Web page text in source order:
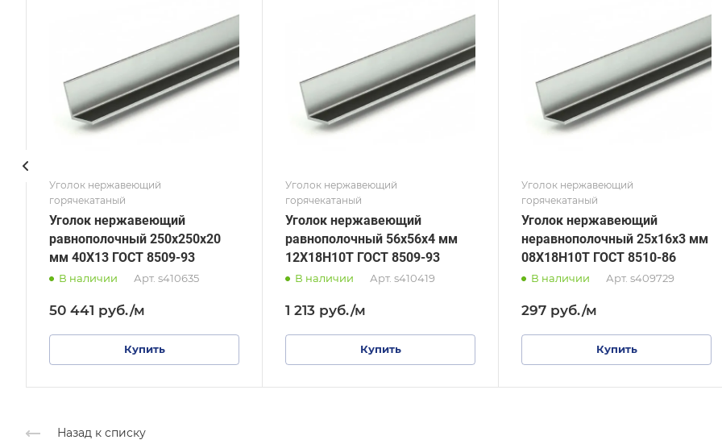
Уголок нержавеющий
горячекатаный
Уголок нержавеющий
равнополочный 250х250х20
мм 40Х13 ГОСТ 8509-93
В наличии Арт. s410635
50 441 руб./м
Купить
Толщина, мм
4
Сплав / Марка стали
12Х18Н10Т
ГОСТ, ТУ
Матовая
Уголок нержавеющий
горячекатаный
Уголок нержавеющий
равнополочный 56х56х4 мм
12Х18Н10Т ГОСТ 8509-93
В наличии Арт. s410419
1 213 руб./м
Купить
Толщина, мм
3
Сплав / Марка стали
08Х18Н10Т
ГОСТ, ТУ
Зеркальная
Уголок нержавеющий
горячекатаный
Уголок нержавеющий
неравнополочный 25х16х3 мм
08Х18Н10Т ГОСТ 8510-86
В наличии Арт. s409729
297 руб./м
Купить
Толщина, мм
3
Сплав / Марка стали
AISI 304
ГОСТ, ТУ
шлифованная
Назад к списку